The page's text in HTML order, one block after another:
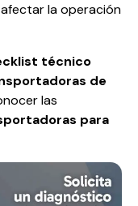
la operación
técnico
de
las
para